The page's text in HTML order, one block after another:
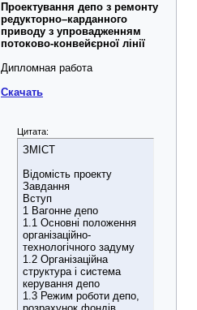
Проектування депо з ремонту
редукторно–карданного
приводу з упровадженням
потоково-конвейєрної лінії
Дипломная работа
Скачать
Цитата:
ЗМІСТ
Відомість проекту
Завдання
Вступ
1 Вагонне депо
1.1 Основні положення
організаційно-
технологічного задуму
1.2 Організаційна
структура і система
керування депо
1.3 Режим роботи депо,